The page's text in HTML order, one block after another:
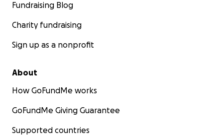
Fundraising Blog
Charity fundraising
Sign up as a nonprofit
About
How GoFundMe works
GoFundMe Giving Guarantee
Supported countries